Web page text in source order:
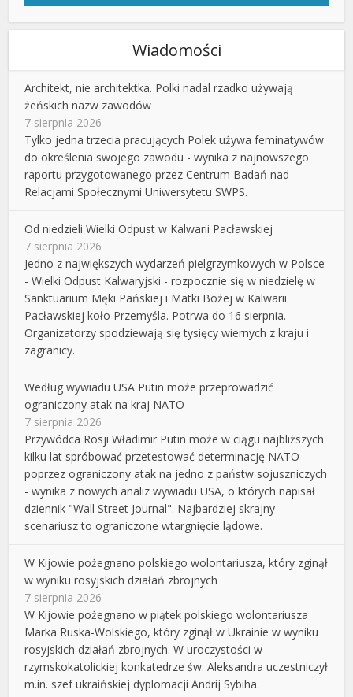
Wiadomości
Architekt, nie architektka. Polki nadal rzadko używają
żeńskich nazw zawodów
7 sierpnia 2026
Tylko jedna trzecia pracujących Polek używa feminatywów
do określenia swojego zawodu - wynika z najnowszego
raportu przygotowanego przez Centrum Badań nad
Relacjami Społecznymi Uniwersytetu SWPS.
Od niedzieli Wielki Odpust w Kalwarii Pacławskiej
7 sierpnia 2026
Jedno z największych wydarzeń pielgrzymkowych w Polsce
- Wielki Odpust Kalwaryjski - rozpocznie się w niedzielę w
Sanktuarium Męki Pańskiej i Matki Bożej w Kalwarii
Pacławskiej koło Przemyśla. Potrwa do 16 sierpnia.
Organizatorzy spodziewają się tysięcy wiernych z kraju i
zagranicy.
Według wywiadu USA Putin może przeprowadzić
ograniczony atak na kraj NATO
7 sierpnia 2026
Przywódca Rosji Władimir Putin może w ciągu najbliższych
kilku lat spróbować przetestować determinację NATO
poprzez ograniczony atak na jedno z państw sojuszniczych
- wynika z nowych analiz wywiadu USA, o których napisał
dziennik "Wall Street Journal". Najbardziej skrajny
scenariusz to ograniczone wtargnięcie lądowe.
W Kijowie pożegnano polskiego wolontariusza, który zginął
w wyniku rosyjskich działań zbrojnych
7 sierpnia 2026
W Kijowie pożegnano w piątek polskiego wolontariusza
Marka Ruska-Wolskiego, który zginął w Ukrainie w wyniku
rosyjskich działań zbrojnych. W uroczystości w
rzymskokatolickiej konkatedrze św. Aleksandra uczestniczył
m.in. szef ukraińskiej dyplomacji Andrij Sybiha.